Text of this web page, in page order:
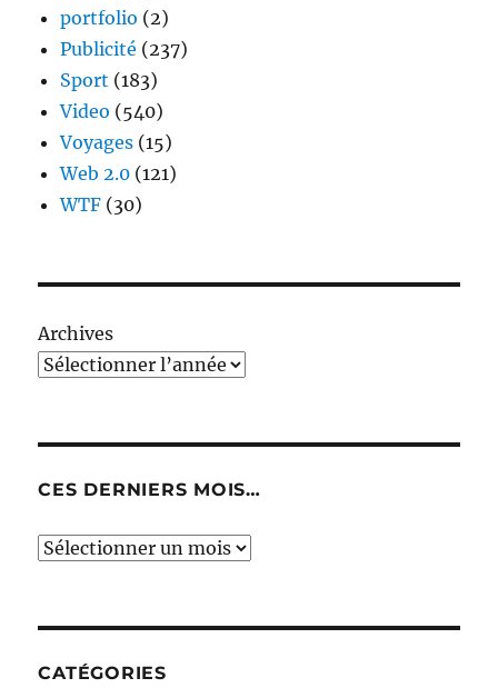
portfolio (2)
Publicité (237)
Sport (183)
Video (540)
Voyages (15)
Web 2.0 (121)
WTF (30)
Archives
CES DERNIERS MOIS…
Ces
CATÉGORIES